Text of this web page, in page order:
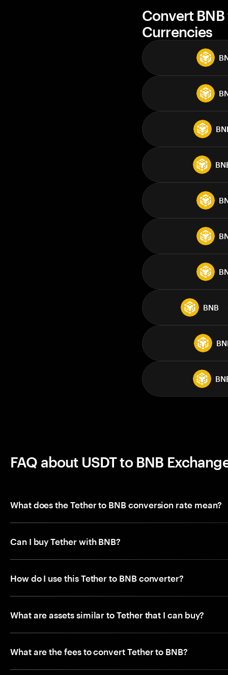
Convert
Currencies
BNB
FAQ about USDT to BNB
What does the Tether to BNB conversion rate mean?
Can I buy Tether with BNB?
How do I use this Tether to BNB converter?
What are assets similar to Tether that I can buy?
What are the fees to convert Tether to BNB?